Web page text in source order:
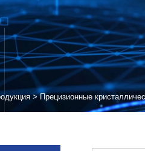
>Прецизионные